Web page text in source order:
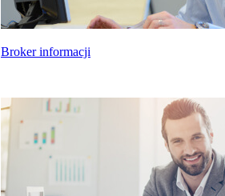
Broker informacji